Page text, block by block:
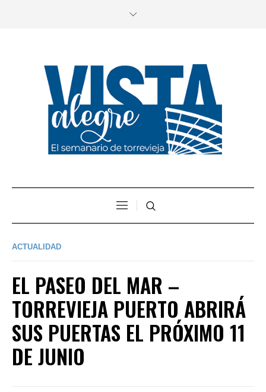
ACTUALIDAD
EL PASEO DEL MAR –
TORREVIEJA PUERTO ABRIRÁ
SUS PUERTAS EL PRÓXIMO 11
DE JUNIO